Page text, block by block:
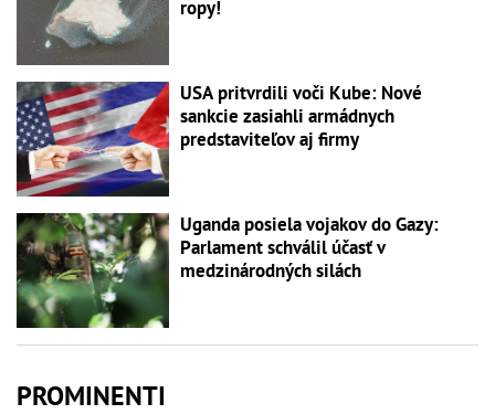
ropy!
USA pritvrdili voči Kube: Nové
sankcie zasiahli armádnych
predstaviteľov aj firmy
Uganda posiela vojakov do Gazy:
Parlament schválil účasť v
medzinárodných silách
PROMINENTI